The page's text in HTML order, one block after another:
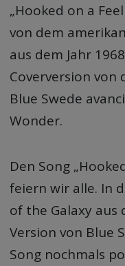
„Hooked on a
von dem
aus dem Jahr
Coverversion von
Blue Swede
Wonder.
Den Song
feiern wir alle. In
of the Galaxy aus
Version von Blue
Song nochmals